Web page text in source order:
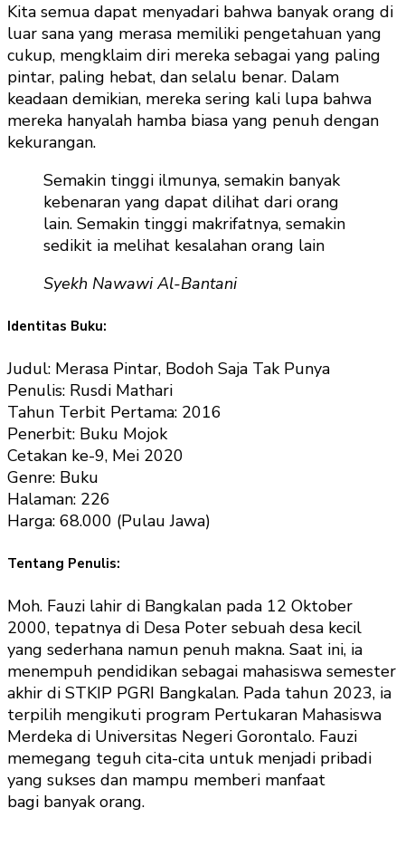
Kita semua dapat menyadari bahwa banyak orang di
luar sana yang merasa memiliki pengetahuan yang
cukup, mengklaim diri mereka sebagai yang paling
pintar, paling hebat, dan selalu benar. Dalam
keadaan demikian, mereka sering kali lupa bahwa
mereka hanyalah hamba biasa yang penuh dengan
kekurangan.
Semakin tinggi ilmunya, semakin banyak
kebenaran yang dapat dilihat dari orang
lain. Semakin tinggi makrifatnya, semakin
sedikit ia melihat kesalahan orang lain
Syekh Nawawi Al-Bantani
Identitas Buku:
Judul: Merasa Pintar, Bodoh Saja Tak Punya
Penulis: Rusdi Mathari
Tahun Terbit Pertama: 2016
Penerbit: Buku Mojok
Cetakan ke-9, Mei 2020
Genre: Buku
Halaman: 226
Harga: 68.000 (Pulau Jawa)
Tentang Penulis:
Moh. Fauzi lahir di Bangkalan pada 12 Oktober
2000, tepatnya di Desa Poter sebuah desa kecil
yang sederhana namun penuh makna. Saat ini, ia
menempuh pendidikan sebagai mahasiswa semester
akhir di STKIP PGRI Bangkalan. Pada tahun 2023, ia
terpilih mengikuti program Pertukaran Mahasiswa
Merdeka di Universitas Negeri Gorontalo. Fauzi
memegang teguh cita-cita untuk menjadi pribadi
yang sukses dan mampu memberi manfaat
bagi banyak orang.